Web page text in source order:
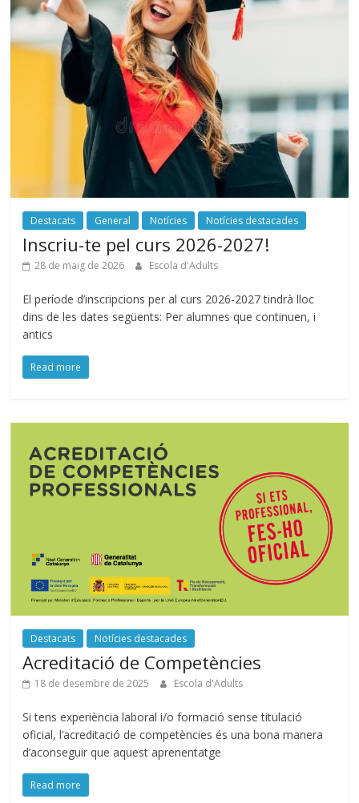
Destacats General Notícies Notícies destacades
Inscriu-te pel curs 2026-2027!
28 de maig de 2026 Escola d'Adults
El període d’inscripcions per al curs 2026-2027 tindrà lloc
dins de les dates següents: Per alumnes que continuen, i
antics
Read more
Destacats Notícies destacades
Acreditació de Competències
18 de desembre de 2025 Escola d'Adults
Si tens experiència laboral i/o formació sense titulació
oficial, l’acreditació de competències és una bona manera
d’aconseguir que aquest aprenentatge
Read more